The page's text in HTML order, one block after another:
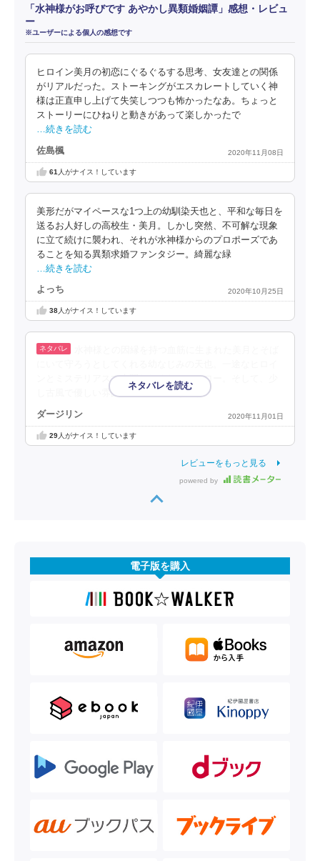
「水神様がお呼びです あやかし異類婚姻譚」感想・レビュ
ー
※ユーザーによる個人の感想です
ヒロイン美月の初恋にぐるぐるする思考、女友達との関係
がリアルだった。ストーキングがエスカレートしていく神
様は正直申し上げて失笑しつつも怖かったなあ。ちょっと
ストーリーにひねりと動きがあって楽しかったで
…続きを読む
佐島楓 2020年11月08日
61 人がナイス！しています
美形だがマイペースな1つ上の幼馴染天也と、平和な毎日を
送るお人好しの高校生・美月。しかし突然、不可解な現象
に立て続けに襲われ、それが水神様からのプロポーズであ
ることを知る異類求婚ファンタジー。綺麗な緑
…続きを読む
よっち 2020年10月25日
38人がナイス！しています
ンとミステリアスで人間らしくないヒーロー。そして、少
し古風で優しい雰囲気の作風が好きです♪
ダージリン 2020年11月01日
29人がナイス！しています
レビューをもっと見る
powered by
電子版を購入